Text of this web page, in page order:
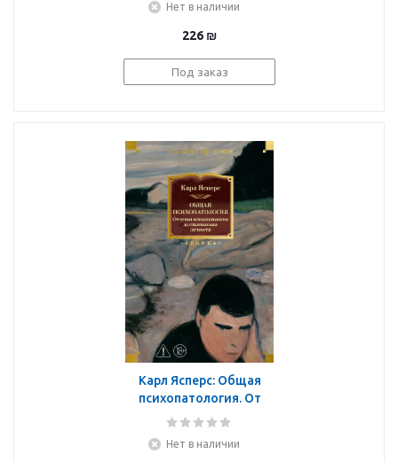
Нет в наличии
226 ₪
Под заказ
Карл Ясперс: Общая
психопатология. От
основ психопатологии
личности
Нет в наличии